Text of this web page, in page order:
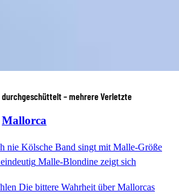
durchgeschüttelt – mehrere Verletzte
Mallorca
nie Kölsche Band singt mit Malle-Größe
Malle-Blondine zeigt sich
Die bittere Wahrheit über Mallorcas